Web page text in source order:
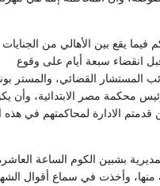
المخصوصة التي تحكم فيما يقع بين الأهالي من الجنايات
أو ضباط جيش الاحتلال لا يزال قائمة، ففي 20 يونيو 1906 أي قبل انقضاء سبعة أيام على وقوع
القضائي، والمستر
الادارة لمحاكمتهم في هذه
بهيئتها السالف ذكرها يوم الأحد 24 يونيو بسراي
منها، وأخذت في سماع أقوال